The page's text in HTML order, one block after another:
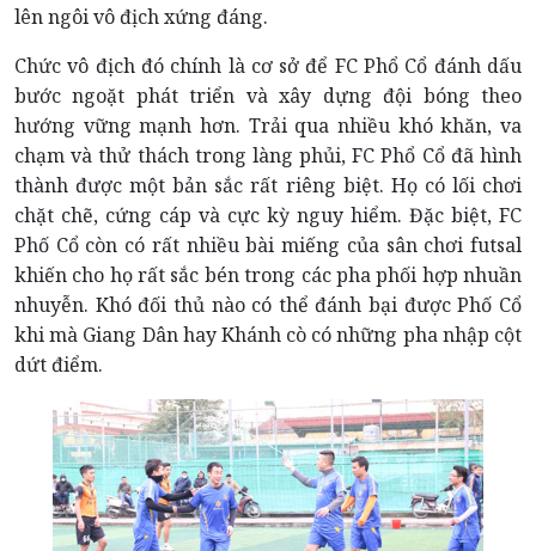
lên ngôi vô địch xứng đáng.
Chức vô địch đó chính là cơ sở để FC Phổ Cổ đánh dấu
bước ngoặt phát triển và xây dựng đội bóng theo
hướng vững mạnh hơn. Trải qua nhiều khó khăn, va
chạm và thử thách trong làng phủi, FC Phổ Cổ đã hình
thành được một bản sắc rất riêng biệt. Họ có lối chơi
chặt chẽ, cứng cáp và cực kỳ nguy hiểm. Đặc biệt, FC
Phố Cổ còn có rất nhiều bài miếng của sân chơi futsal
khiến cho họ rất sắc bén trong các pha phối hợp nhuần
nhuyễn. Khó đối thủ nào có thể đánh bại được Phố Cổ
khi mà Giang Dân hay Khánh cò có những pha nhập cột
dứt điểm.